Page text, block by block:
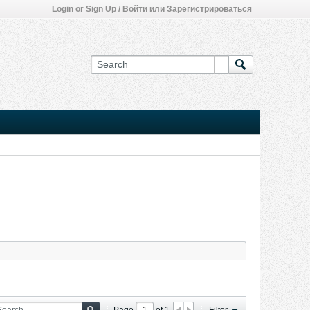
Login or Sign Up / Войти или Зарегистрироваться